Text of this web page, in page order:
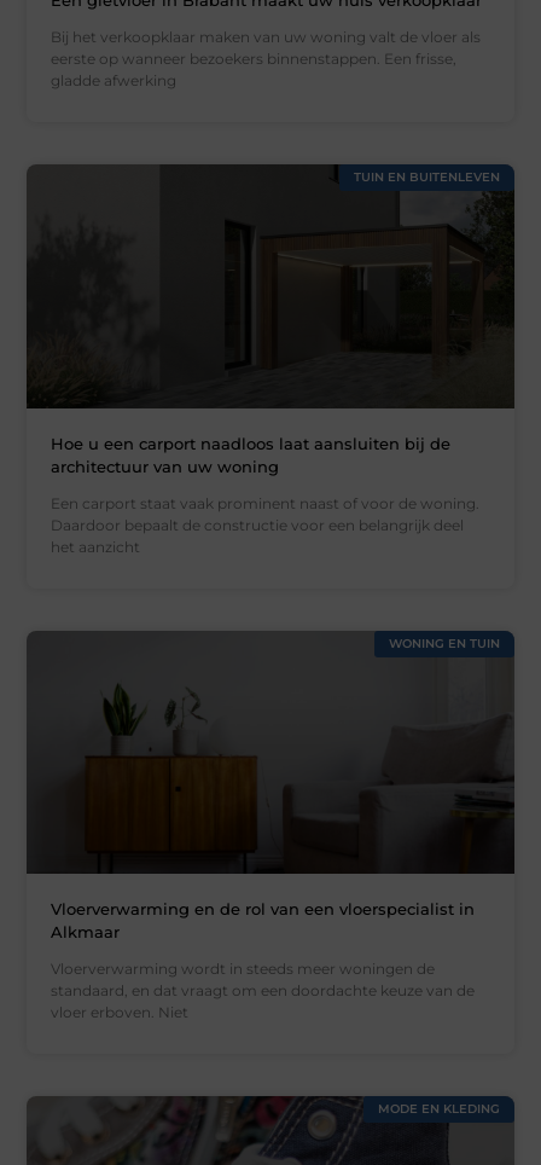
Bij het verkoopklaar maken van uw woning valt de vloer als
eerste op wanneer bezoekers binnenstappen. Een frisse,
gladde afwerking
TUIN EN BUITENLEVEN
Hoe u een carport naadloos laat aansluiten bij de
architectuur van uw woning
Een carport staat vaak prominent naast of voor de woning.
Daardoor bepaalt de constructie voor een belangrijk deel
het aanzicht
WONING EN TUIN
Vloerverwarming en de rol van een vloerspecialist in
Alkmaar
Vloerverwarming wordt in steeds meer woningen de
standaard, en dat vraagt om een doordachte keuze van de
vloer erboven. Niet
MODE EN KLEDING